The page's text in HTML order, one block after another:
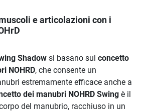
e articolazioni con i
Shadow si basano sul concetto
NOHRD, che consente un
estremamente efficace anche a
dei manubri NOHRD Swing è il
del manubrio, racchiuso in un